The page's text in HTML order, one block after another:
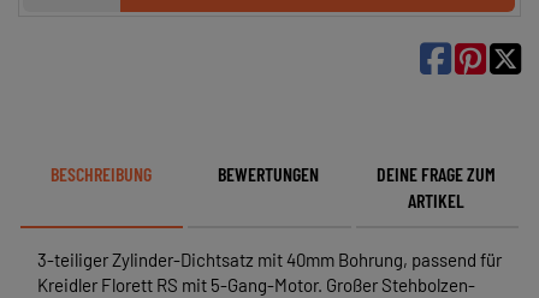

BESCHREIBUNG BEWERTUNGEN
DEINE FRAGE ZUM
ARTIKEL
3-teiliger Zylinder-Dichtsatz mit 40mm Bohrung, passend für
Kreidler Florett RS mit 5-Gang-Motor. Großer Stehbolzen-